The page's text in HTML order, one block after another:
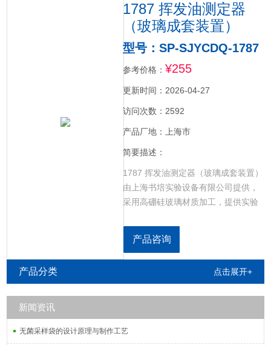
1787 挥发油测定器
（玻璃成套装置）
型号：SP-SJYCDQ-1787
参考价格： ¥255
更新时间：2026-04-27
访问次数：2592
产品厂地：上海市
简要描述：
1787 挥发油测定器（玻璃成套装置）
由上海书培实验设备有限公司提供，
采用高硼硅玻璃材质加工，提供实验
管，量筒，离心管，三角烧瓶，玻璃
棒，称量瓶，培养皿，层析柱，比色
管，玻璃比色皿，干燥器，漏斗（砂
溶剂过滤器，载玻片等等。
产品咨询
产品分类 点击展开+
新闻资讯
无菌采样袋的设计原理与制作工艺